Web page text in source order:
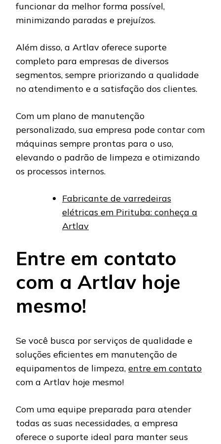
funcionar da melhor forma possível,
minimizando paradas e prejuízos.
Além disso, a Artlav oferece suporte
completo para empresas de diversos
segmentos, sempre priorizando a qualidade
no atendimento e a satisfação dos clientes.
Com um plano de manutenção
personalizado, sua empresa pode contar com
máquinas sempre prontas para o uso,
elevando o padrão de limpeza e otimizando
os processos internos.
Fabricante de varredeiras
elétricas em Pirituba: conheça a
Artlav
Entre em contato
com a Artlav hoje
mesmo!
Se você busca por serviços de qualidade e
soluções eficientes em manutenção de
equipamentos de limpeza, entre em contato
com a Artlav hoje mesmo!
Com uma equipe preparada para atender
todas as suas necessidades, a empresa
oferece o suporte ideal para manter seus